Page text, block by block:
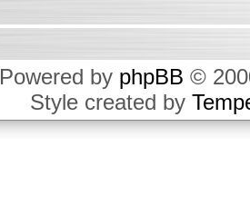
Powered by phpBB ©
Style created by